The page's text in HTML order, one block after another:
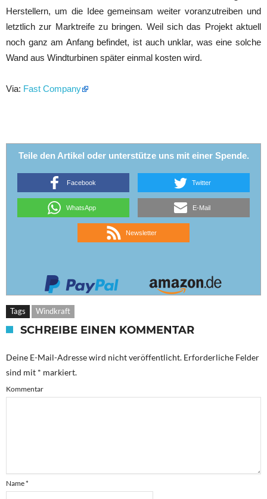
Herstellern, um die Idee gemeinsam weiter voranzutreiben und
letztlich zur Marktreife zu bringen. Weil sich das Projekt aktuell
noch ganz am Anfang befindet, ist auch unklar, was eine solche
Wand aus Windturbinen später einmal kosten wird.
Via: Fast Company
Teile den Artikel oder unterstütze uns mit einer Spende.
Facebook Twitter
WhatsApp E-Mail
Newsletter
Tags Windkraft
SCHREIBE EINEN KOMMENTAR
Deine E-Mail-Adresse wird nicht veröffentlicht. Erforderliche Felder
sind mit * markiert.
Kommentar
Name*